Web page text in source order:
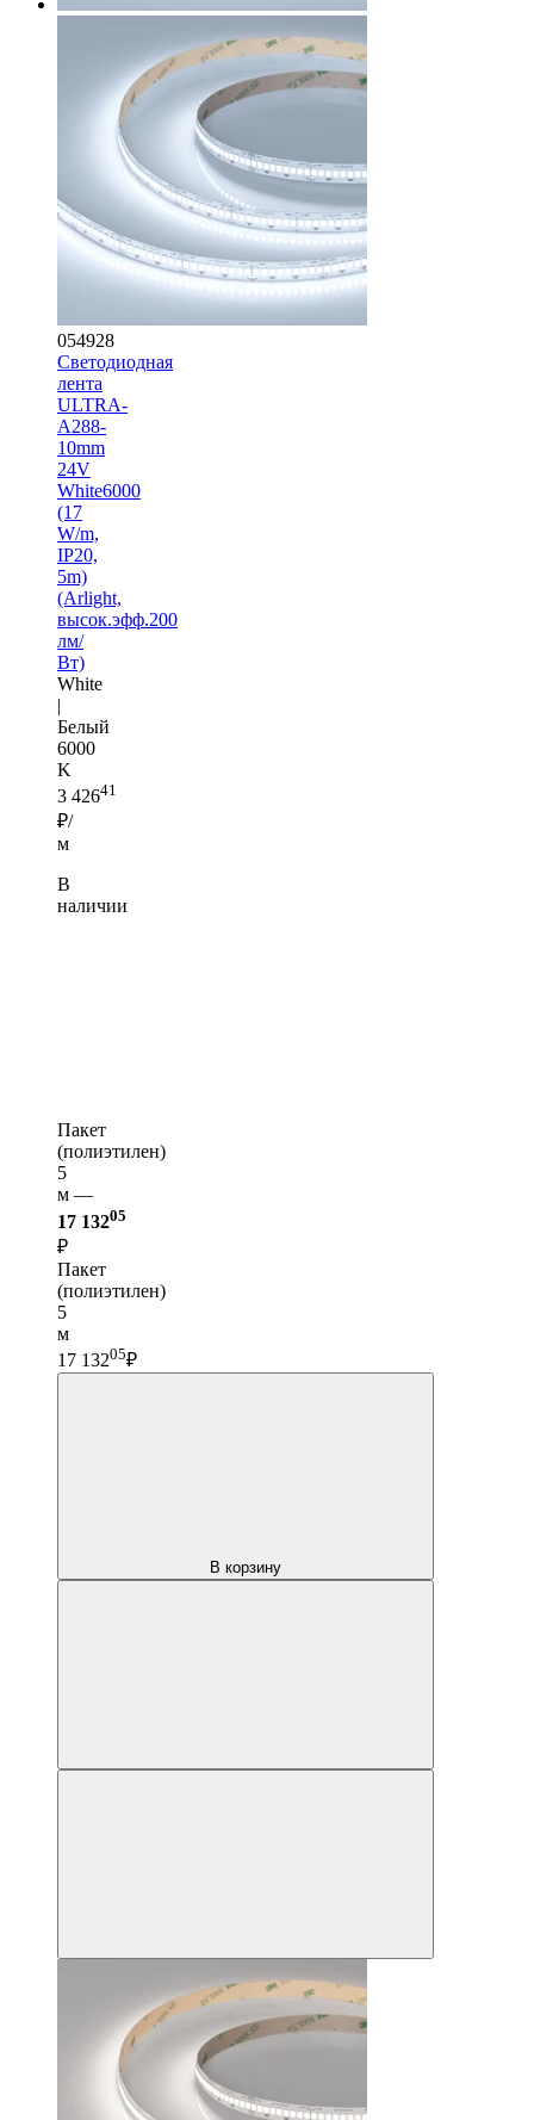
054928
Светодиодная
лента
ULTRA-
A288-
10mm
24V
White6000
(17
W/m,
IP20,
5m)
(Arlight,
высок.эфф.200
лм/
Вт)
White
|
Белый
6000
K
3 42641
₽/
м
В
наличии
Пакет
(полиэтилен)
5
м —
17 13205
₽
Пакет
(полиэтилен)
5
м
17 13205₽
В корзину